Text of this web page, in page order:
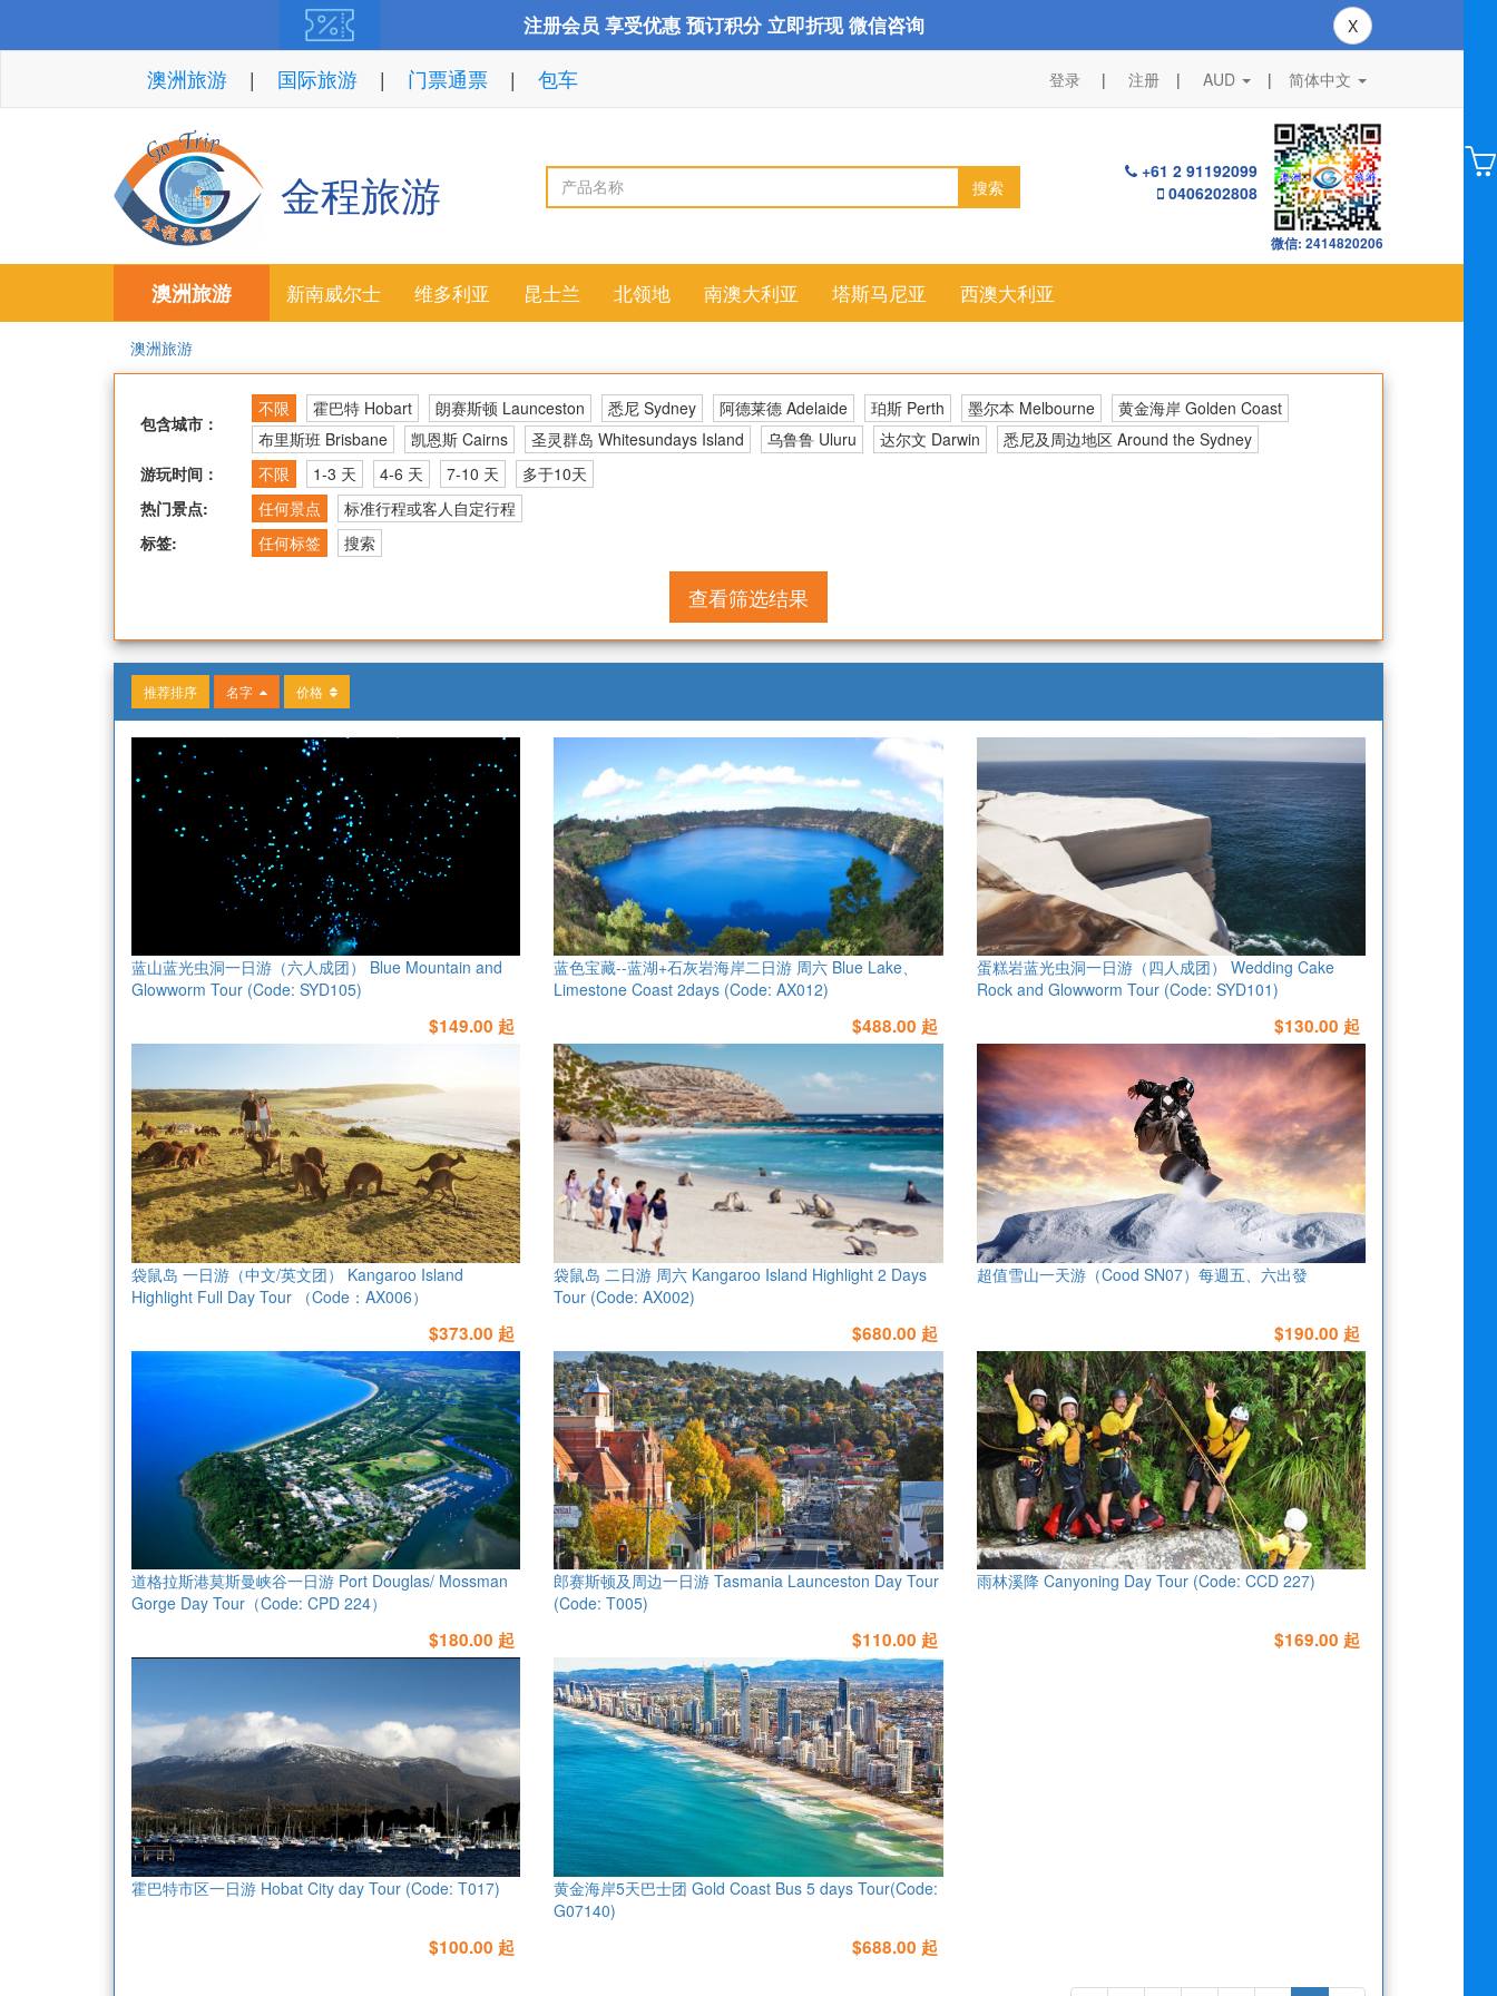
注册会员 享受优惠 预订积分 立即折现 微信咨询 X
澳洲旅游 国际旅游 门票通票 包车 登录 注册 AUD | 简体中文
金程旅游 搜索
+61 2 91192099
0406202808
微信: 2414820206
澳洲旅游 新南威尔士 维多利亚 昆士兰 北领地 南澳大利亚 塔斯马尼亚 西澳大利亚
澳洲旅游
包含城市：
不限 霍巴特 Hobart 朗赛斯顿 Launceston 悉尼 Sydney 阿德莱德 Adelaide 珀斯 Perth 墨尔本 Melbourne
黄金海岸 Golden Coast
布里斯班 Brisbane
凯恩斯 Cairns 圣灵群岛 Whitesundays Island 乌鲁鲁 Uluru 达尔文 Darwin
悉尼及周边地区 Around the Sydney
游玩时间：
不限 1-3 天 4-6 天 7-10 天
多于10天
热门景点:
任何景点
标准行程或客人自定行程
标签:
任何标签 搜索
查看筛选结果
推荐排序 名字 价格
蓝山蓝光虫洞一日游（六人成团） Blue Mountain and
Glowworm Tour (Code: SYD105)
$149.00 起
蓝色宝藏--蓝湖+石灰岩海岸二日游 周六 Blue Lake、
Limestone Coast 2days (Code: AX012)
$488.00 起
蛋糕岩蓝光虫洞一日游（四人成团） Wedding Cake
Rock and Glowworm Tour (Code: SYD101)
$130.00 起
袋鼠岛 一日游（中文/英文团） Kangaroo Island
Highlight Full Day Tour （Code：AX006）
$373.00 起
袋鼠岛 二日游 周六 Kangaroo Island Highlight 2 Days
Tour (Code: AX002)
$680.00 起
超值雪山一天游（Cood SN07）每週五、六出發
$190.00 起
道格拉斯港莫斯曼峡谷一日游 Port Douglas/ Mossman
Gorge Day Tour（Code: CPD 224）
$180.00 起
郎赛斯顿及周边一日游 Tasmania Launceston Day Tour
(Code: T005)
$110.00 起
雨林溪降 Canyoning Day Tour (Code: CCD 227)
$169.00 起
霍巴特市区一日游 Hobat City day Tour (Code: T017)
$100.00 起
黄金海岸5天巴士团 Gold Coast Bus 5 days Tour(Code:
G07140)
$688.00 起